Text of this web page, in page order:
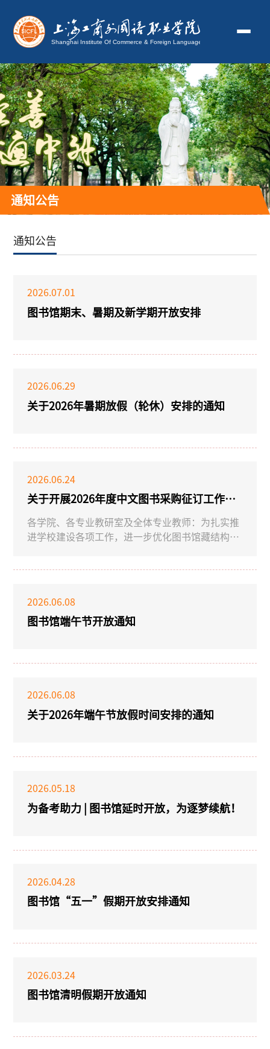
通知公告
通知公告
2026.07.01
图书馆期末、暑期及新学期开放安排
2026.06.29
关于2026年暑期放假（轮休）安排的通知
2026.06.24
关于开展2026年度中文图书采购征订工作的
通知
各学院、各专业教研室及全体专业教师：为扎实推
进学校建设各项工作，进一步优化图书馆藏结构、
知如下：一、征订范围与原则1、紧扣专业标准：
主，兼顾基础文献与特色资源。3、合规适用：图
书须为正版正式出版物，内
2026.06.08
图书馆端午节开放通知
2026.06.08
关于2026年端午节放假时间安排的通知
2026.05.18
为备考助力 | 图书馆延时开放，为逐梦续航！
2026.04.28
图书馆“五一”假期开放安排通知
2026.03.24
图书馆清明假期开放通知